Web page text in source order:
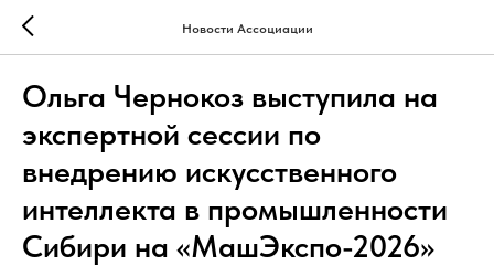
Новости Ассоциации
Ольга Чернокоз выступила на
экспертной сессии по
внедрению искусственного
интеллекта в промышленности
Сибири на «МашЭкспо-2026»